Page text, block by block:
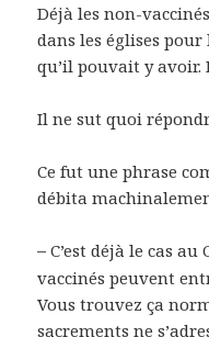
Déjà les non-
dans les églises pour
qu’il pouvait y avoir.
Il ne sut quoi
Ce fut une phrase
débita
–C’est déjà le cas au
vaccinés peuvent
Vous trouvez ça
sacrements ne